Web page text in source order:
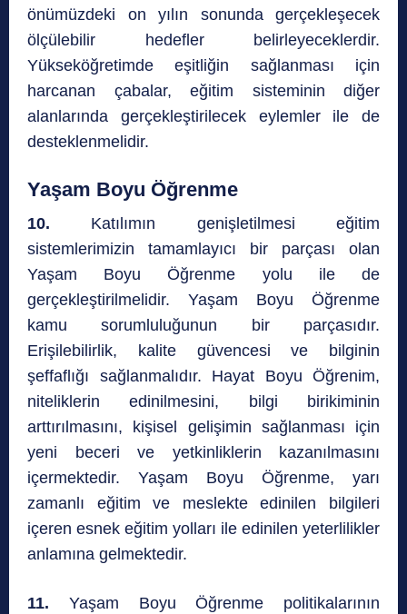
önümüzdeki on yılın sonunda gerçekleşecek
ölçülebilir hedefler belirleyeceklerdir.
Yükseköğretimde eşitliğin sağlanması için
harcanan çabalar, eğitim sisteminin diğer
alanlarında gerçekleştirilecek eylemler ile de
desteklenmelidir.
Yaşam Boyu Öğrenme
10. Katılımın genişletilmesi eğitim
sistemlerimizin tamamlayıcı bir parçası olan
Yaşam Boyu Öğrenme yolu ile de
gerçekleştirilmelidir. Yaşam Boyu Öğrenme
kamu sorumluluğunun bir parçasıdır.
Erişilebilirlik, kalite güvencesi ve bilginin
şeffaflığı sağlanmalıdır. Hayat Boyu Öğrenim,
niteliklerin edinilmesini, bilgi birikiminin
arttırılmasını, kişisel gelişimin sağlanması için
yeni beceri ve yetkinliklerin kazanılmasını
içermektedir. Yaşam Boyu Öğrenme, yarı
zamanlı eğitim ve meslekte edinilen bilgileri
içeren esnek eğitim yolları ile edinilen yeterlilikler
anlamına gelmektedir.
11. Yaşam Boyu Öğrenme politikalarının